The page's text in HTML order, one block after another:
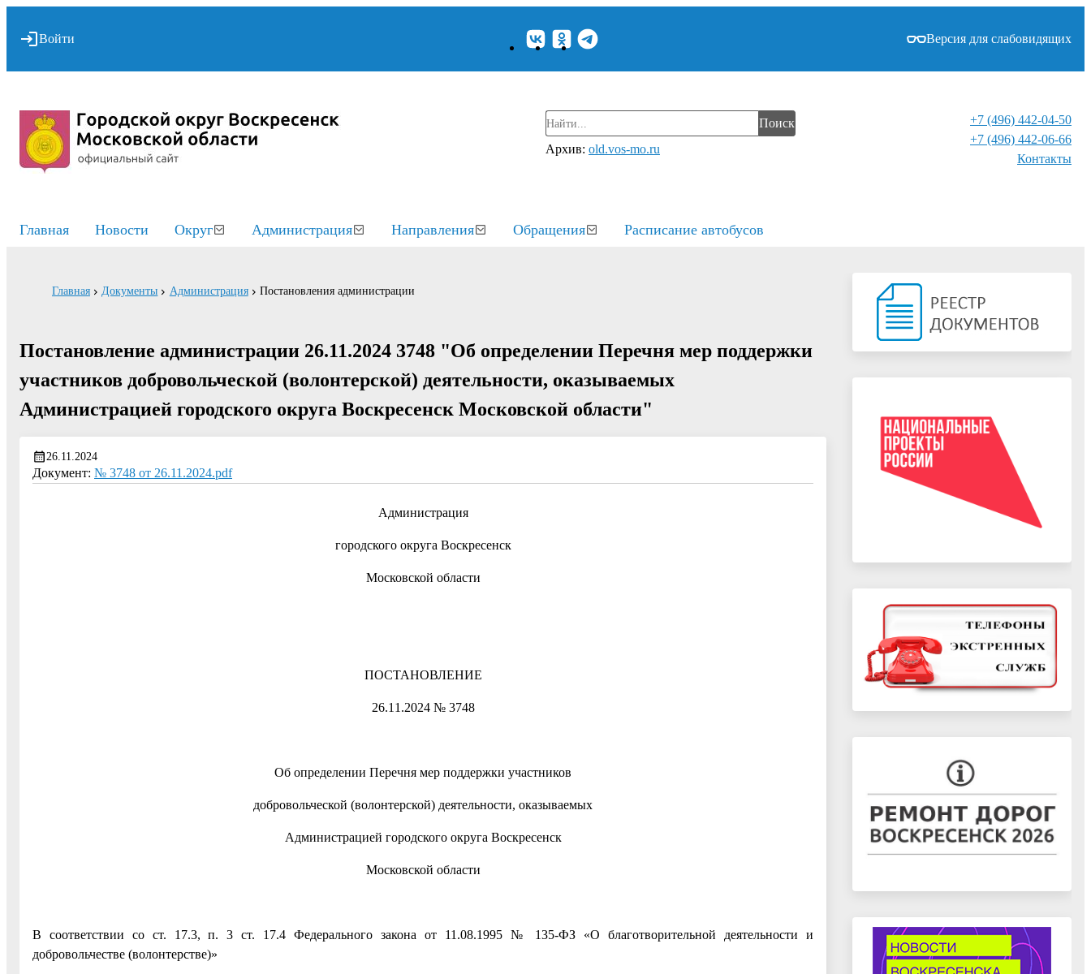
Войти Версия для слабовидящих
Поиск
Архив: old.vos-mo.ru
+7 (496) 442-04-50
+7 (496) 442-06-66
Контакты⁠
Главная Новости Округ Администрация Направления Обращения Расписание автобусов
Главная Документы Администрация Постановления администрации
Постановление администрации 26.11.2024 3748 "Об определении Перечня мер поддержки
участников добровольческой (волонтерской) деятельности, оказываемых
Администрацией городского округа Воскресенск Московской области"
26.11.2024
Документ: № 3748 от 26.11.2024.pdf
Администрация
городского округа Воскресенск
Московской области
ПОСТАНОВЛЕНИЕ
26.11.2024 № 3748
Об определении Перечня мер поддержки участников
добровольческой (волонтерской) деятельности, оказываемых
Администрацией городского округа Воскресенск
Московской области
В соответствии со ст. 17.3, п. 3 ст. 17.4 Федерального закона от 11.08.1995 № 135-ФЗ «О благотворительной деятельности и
добровольчестве (волонтерстве)»